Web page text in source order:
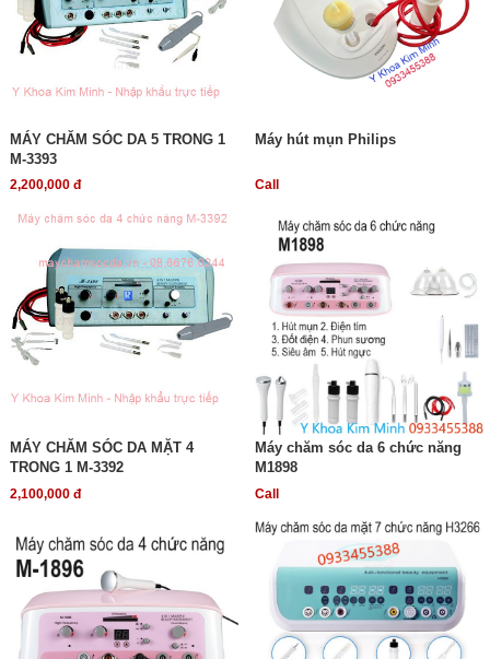
MÁY CHĂM SÓC DA 5 TRONG 1
M-3393
2,200,000 đ
Máy hút mụn Philips
Call
MÁY CHĂM SÓC DA MẶT 4
TRONG 1 M-3392
2,100,000 đ
Máy chăm sóc da 6 chức năng
M1898
Call